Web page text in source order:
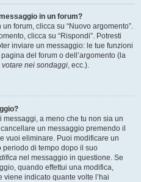
in un forum?
forum, clicca su “Nuovo argomento”.
clicca su “Rispondi”. Potresti
inviare un messaggio: le tue funzioni
del forum o dell’argomento (la
votare nei sondaggi, ecc.).
a meno che tu non sia un
un messaggio premendo il
vuoi eliminare. Puoi modificare un
periodo di tempo dopo il suo
nel messaggio in questione. Se
quando effettui una modifica,
indicato quante volte l’hai